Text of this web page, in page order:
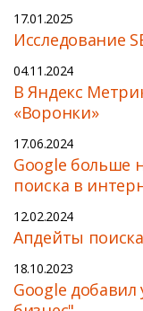
17.01.2025
Исследование
04.11.2024
В Яндекс
«Воронки»
17.06.2024
Google больше
поиска в
12.02.2024
Апдейты
18.10.2023
Google